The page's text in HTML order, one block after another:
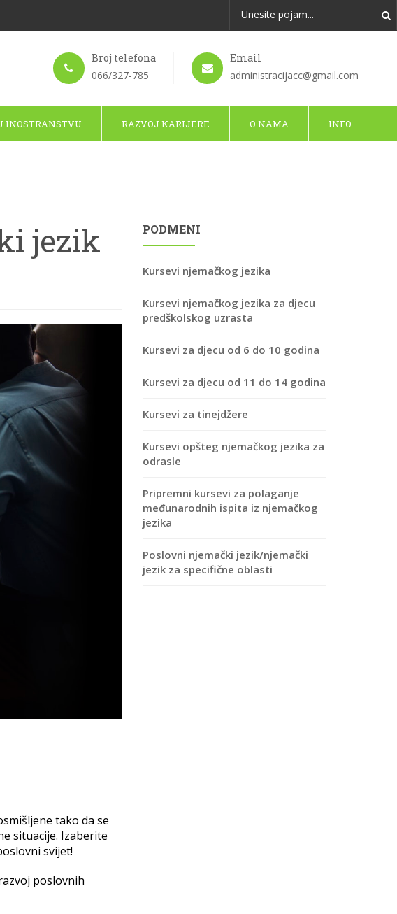
Broj telefona
066/327-785
Email
administracijacc@gmail.com
INOSTRANSTVU RAZVOJ KARIJERE O NAMA INFO
jezik
tako da se
situacije. Izaberite
svijet!
poslovnih
PODMENI
Kursevi njemačkog jezika
Kursevi njemačkog jezika za djecu
predškolskog uzrasta
Kursevi za djecu od 6 do 10 godina
Kursevi za djecu od 11 do 14 godina
Kursevi za tinejdžere
Kursevi opšteg njemačkog jezika za
odrasle
Pripremni kursevi za polaganje
međunarodnih ispita iz njemačkog
jezika
Poslovni njemački jezik/njemački
jezik za specifične oblasti